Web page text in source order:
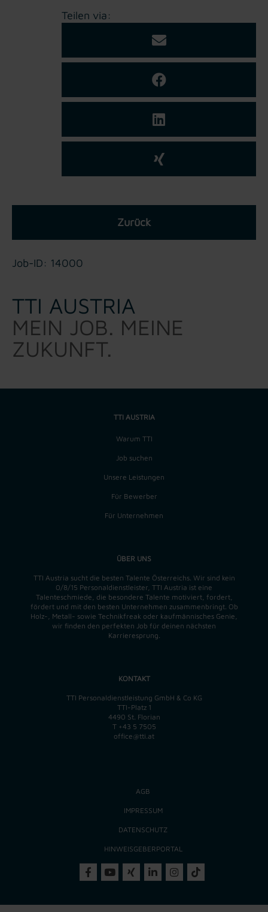
Teilen via:
Zurück
Job-ID: 14000
TTI AUSTRIA
MEIN JOB. MEINE
ZUKUNFT.
TTI AUSTRIA
Warum TTI
Job suchen
Unsere Leistungen
Für Bewerber
Für Unternehmen
ÜBER UNS
TTI Austria sucht die besten Talente Österreichs. Wir sind kein
0/8/15 Personaldienstleister, TTI Austria ist eine
Talenteschmiede, die besondere Talente motiviert, fordert,
fördert und mit den besten Unternehmen zusammenbringt. Ob
Holz-, Metall- sowie Technikfreak oder kaufmännisches Genie,
wir finden den perfekten Job für deinen nächsten
Karrieresprung.
KONTAKT
TTI Personaldienstleistung GmbH & Co KG
TTI-Platz 1
4490 St. Florian
T +43 5 7505
office@tti.at
AGB
IMPRESSUM
DATENSCHUTZ
HINWEISGEBERPORTAL